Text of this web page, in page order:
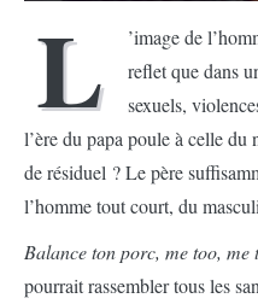
L
’image de
reflet que dans
sexuels,
l’ère du papa poule à celle du
de résiduel ? Le père
l’homme tout court, du
Balance ton porc, me too, me
pourrait rassembler tous les